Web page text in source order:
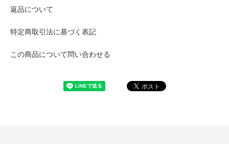
返品について
特定商取引法に基づく表記
この商品について問い合わせる